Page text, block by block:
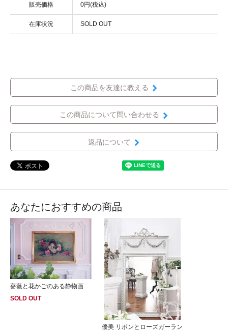
販売価格 0円(税込)
在庫状況 SOLD OUT
この商品を友達に教える
この商品について問い合わせる
返品について
あなたにおすすめの商品
薔薇と花かごのある静物画
SOLD OUT
優美 リボンとローズガーラン